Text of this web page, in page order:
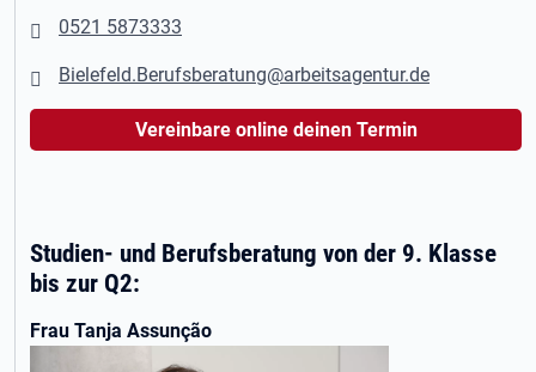
0521 5873333
Bielefeld.Berufsberatung@arbeitsagentur.de
Vereinbare online deinen Termin
Studien- und Berufsberatung von der 9. Klasse
bis zur Q2:
Frau Tanja Assunção